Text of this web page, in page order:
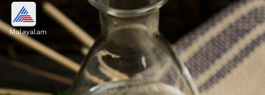
മോര്
യൂറിക് ആസിഡിന്റെ കാര്യത്തിൽ മോര്
പൊതുവെ ഗുണകരമാണ്. ഇതിലുള്ള
പ്രോട്ടീനുകൾ, ശരീരത്തിലെ അധികമുള്ള
യൂറിക് ആസിഡ് മൂത്രത്തിലൂടെ പുറന്തള്ളാൻ
Malayalam